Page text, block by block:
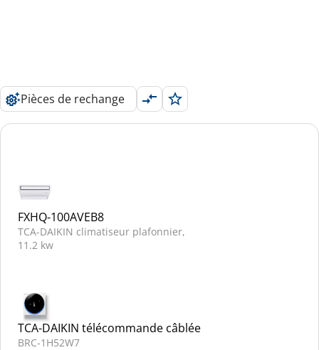
Pièces de rechange
FXHQ-100AVEB8
TCA-DAIKIN climatiseur plafonnier,
11.2 kw
TCA-DAIKIN télécommande câblée
BRC-1H52W7